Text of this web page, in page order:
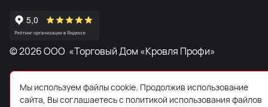
© 2026 ООО «Торговый Дом «Кровля Профи»
Мы используем файлы cookie. Продолжив использование
сайта, Вы соглашаетесь с политикой использования файлов